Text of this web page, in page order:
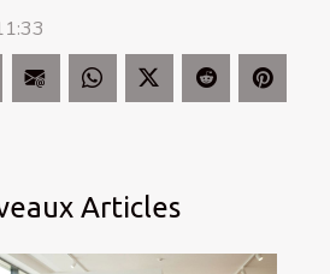
Articles